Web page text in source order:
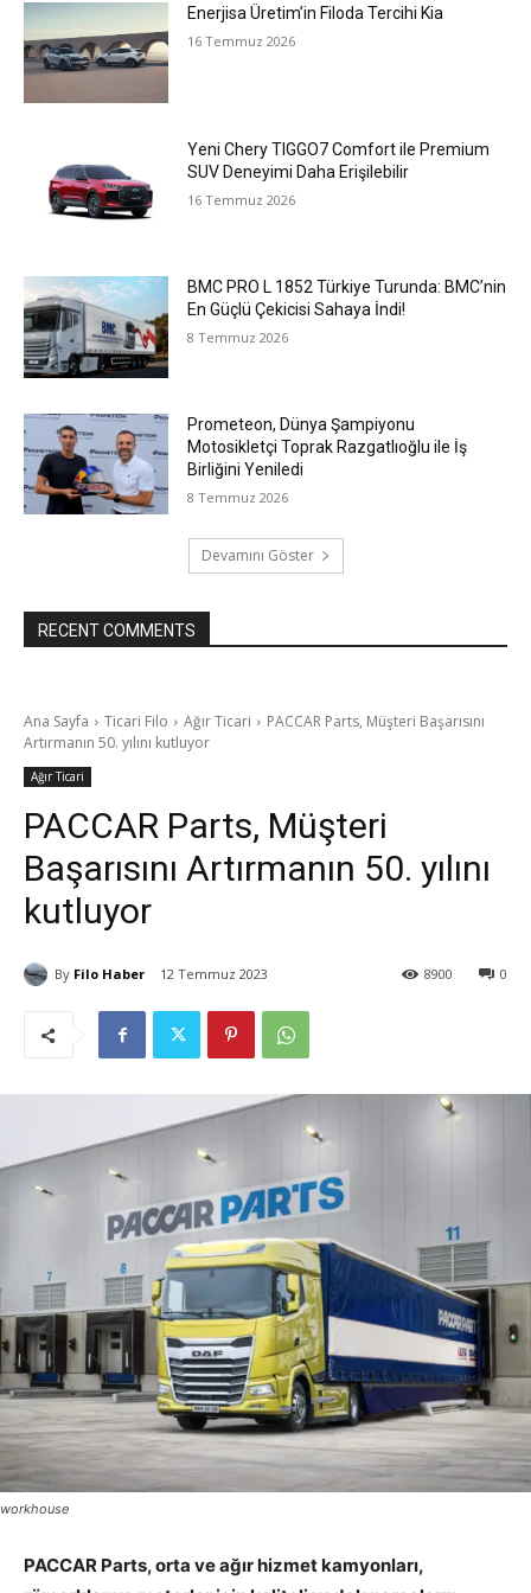
Enerjisa Üretim’in Filoda Tercihi Kia
16 Temmuz 2026
Yeni Chery TIGGO7 Comfort ile Premium
SUV Deneyimi Daha Erişilebilir
16 Temmuz 2026
BMC PRO L 1852 Türkiye Turunda: BMC’nin
En Güçlü Çekicisi Sahaya İndi!
8 Temmuz 2026
Prometeon, Dünya Şampiyonu
Motosikletçi Toprak Razgatlıoğlu ile İş
Birliğini Yeniledi
8 Temmuz 2026
Devamını Göster
RECENT COMMENTS